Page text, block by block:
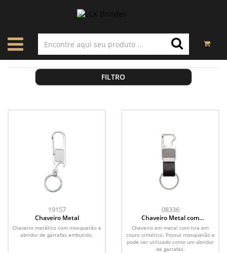
FILTRO
19157
Chaveiro Metal
Chaveiro metálico com mosquetão e
abridor de garrafas embutido.
08336
Chaveiro Metal com
Mosquetão
Chaveiro em metal com tira em
couro sintético. Possui mosquetão e
pode ser utilizado como um abridor
de garrafas.